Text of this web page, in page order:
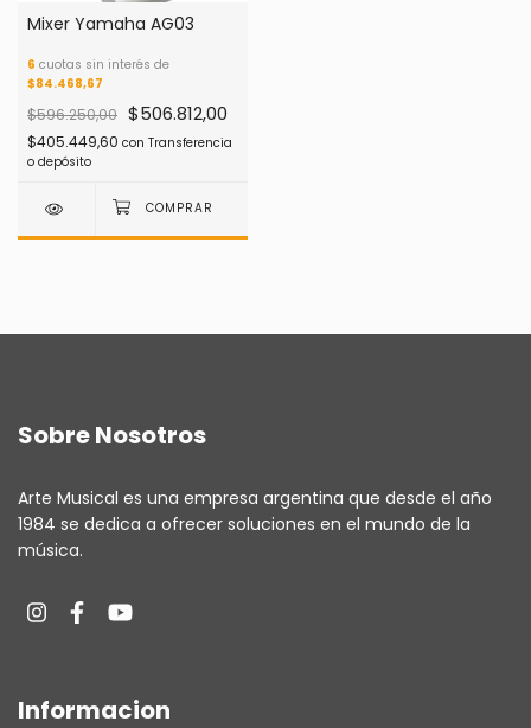
Mixer Yamaha AG03
6 cuotas sin interés de
$84.468,67
$596.250,00 $506.812,00
$405.449,60 con Transferencia
o depósito
Sobre Nosotros
Arte Musical es una empresa argentina que desde el año
1984 se dedica a ofrecer soluciones en el mundo de la
música.
Informacion